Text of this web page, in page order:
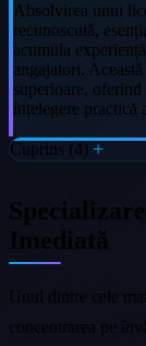
Absolvirea unui
recunoscută,
acumula
angajatori.
superioare,
înțelegere practică
Cuprins (4)
Imediată
Unul dintre cele
concentrarea pe